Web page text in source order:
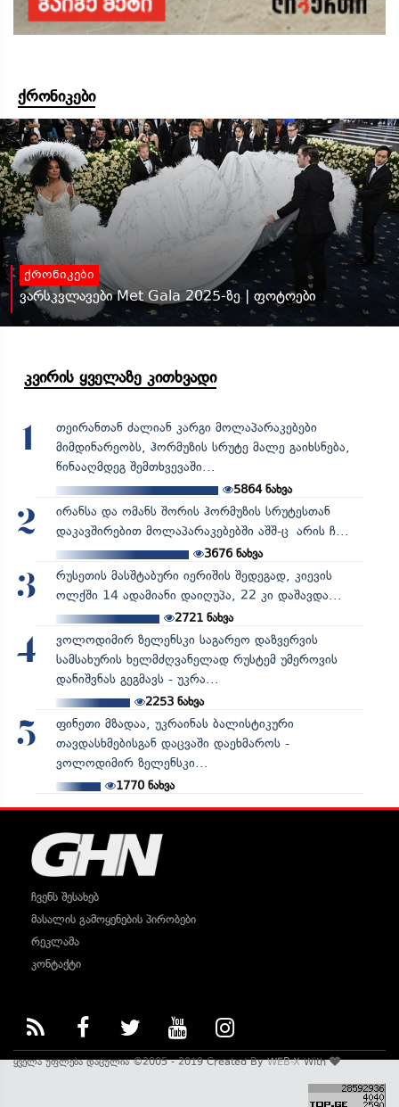
ქრონიკები
ქრონიკები
ვარსკვლავები Met Gala 2025-ზე | ფოტოები
კვირის ყველაზე კითხვადი
1
თეირანთან ძალიან კარგი მოლაპარაკებები
მიმდინარეობს, ჰორმუზის სრუტე მალე გაიხსნება,
წინააღმდეგ შემთხვევაში...
5864ნახვა
2
ირანსა და ომანს შორის ჰორმუზის სრუტესთან
დაკავშირებით მოლაპარაკებებში აშშ-ც არის ჩ...
3676ნახვა
3
რუსეთის მასშტაბური იერიშის შედეგად, კიევის
ოლქში 14 ადამიანი დაიღუპა, 22 კი დაშავდა...
2721ნახვა
4
ვოლოდიმირ ზელენსკი საგარეო დაზვერვის
სამსახურის ხელმძღვანელად რუსტემ უმეროვის
დანიშვნას გეგმავს - უკრა...
2253ნახვა
5
ფინეთი მზადაა, უკრაინას ბალისტიკური
თავდასხმებისგან დაცვაში დაეხმაროს -
ვოლოდიმირ ზელენსკი...
1770ნახვა
ჩვენს შესახებ
მასალის გამოყენების პირობები
რეკლამა
კონტაქტი
ყველა უფლება დაცულია ©2005 - 2019 Created ByWEB-XWith